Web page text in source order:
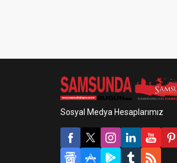
Sosyal Medya Hesaplarımız